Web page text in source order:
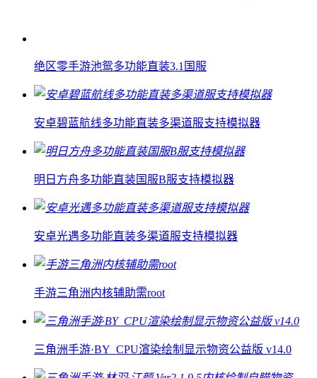
绝区零手游池鸳多功能直装3.1国服
安卓碧蓝航线多功能直装多渠道服支持模拟器
明日方舟多功能直装国服B服支持模拟器
安卓光遇多功能直装多渠道服支持模拟器
手游三角洲内核辅助需root
三角洲手游·BY_CPU渲染绘制显示物资公益版 v14.0